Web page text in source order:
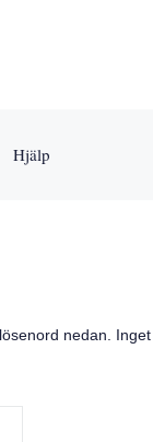
Hjälp
nedan.